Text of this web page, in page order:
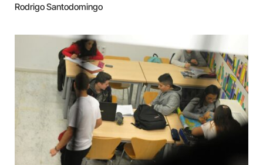
Rodrigo Santodomingo